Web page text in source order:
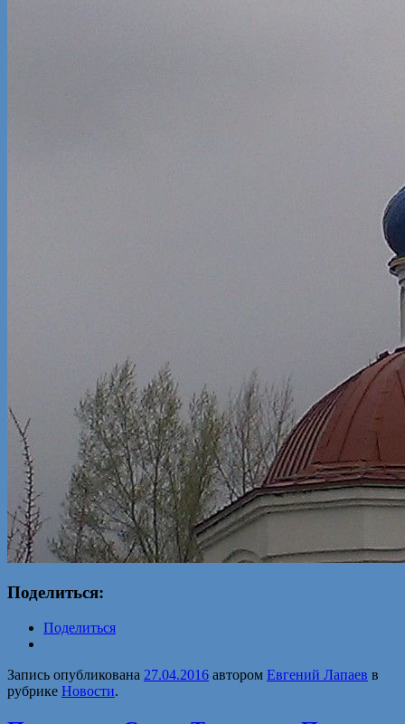
Поделиться:
Поделиться
Запись опубликована 27.04.2016 автором Евгений Лапаев в
рубрике Новости.